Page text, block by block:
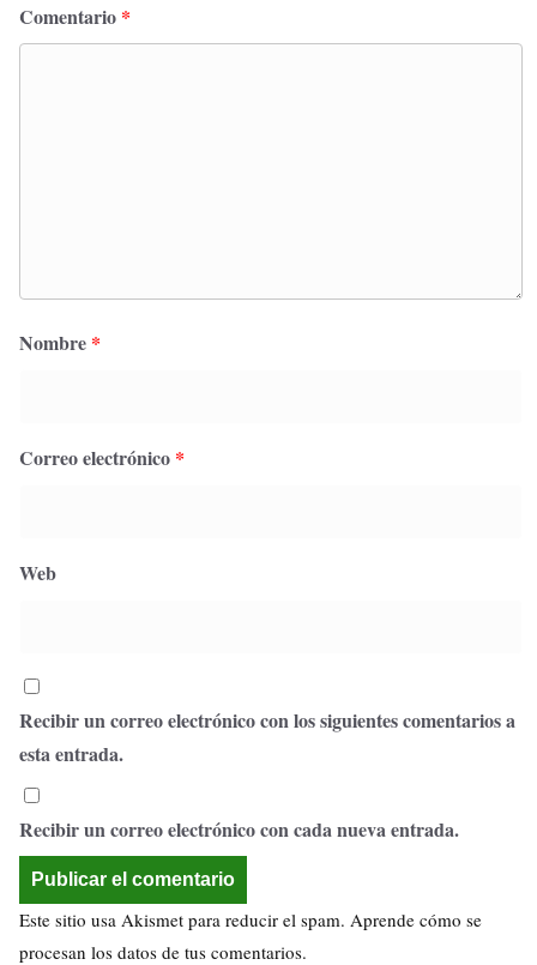
Comentario *
Nombre *
Correo electrónico *
Web
Recibir un correo electrónico con los siguientes comentarios a
esta entrada.
Recibir un correo electrónico con cada nueva entrada.
Este sitio usa Akismet para reducir el spam. Aprende cómo se
procesan los datos de tus comentarios.